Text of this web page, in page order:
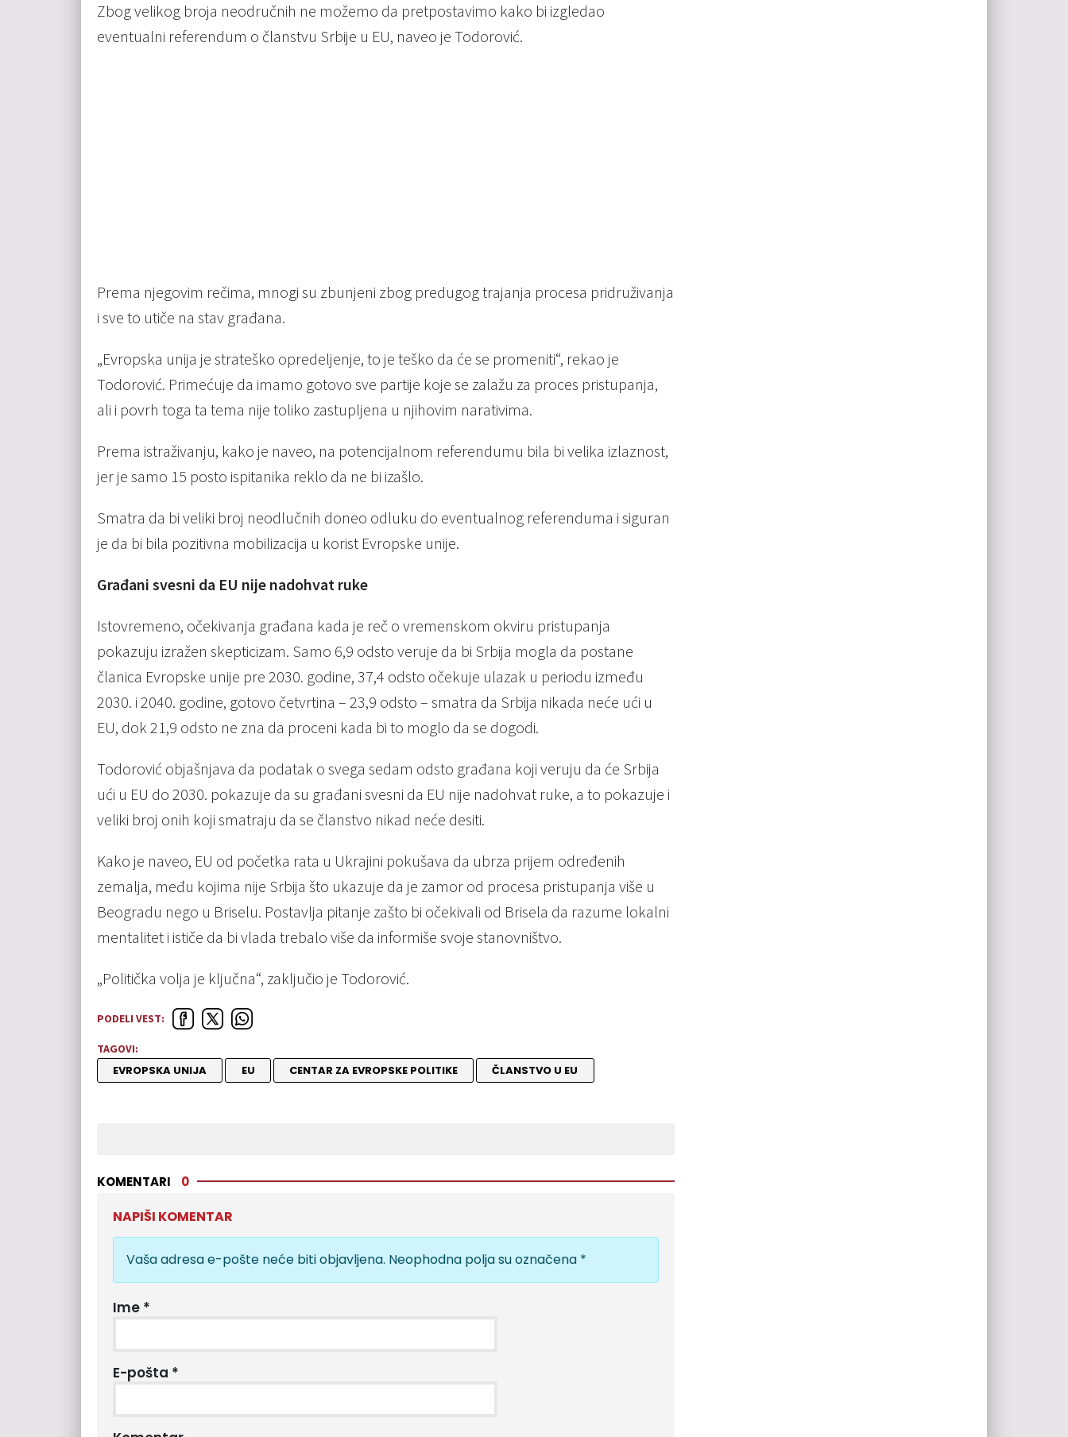
Zbog velikog broja neodručnih ne možemo da pretpostavimo kako bi izgledao
eventualni referendum o članstvu Srbije u EU, naveo je Todorović.
Prema njegovim rečima, mnogi su zbunjeni zbog predugog trajanja procesa pridruživanja
i sve to utiče na stav građana.
„Evropska unija je strateško opredeljenje, to je teško da će se promeniti“, rekao je
Todorović. Primećuje da imamo gotovo sve partije koje se zalažu za proces pristupanja,
ali i povrh toga ta tema nije toliko zastupljena u njihovim narativima.
Prema istraživanju, kako je naveo, na potencijalnom referendumu bila bi velika izlaznost,
jer je samo 15 posto ispitanika reklo da ne bi izašlo.
Smatra da bi veliki broj neodlučnih doneo odluku do eventualnog referenduma i siguran
je da bi bila pozitivna mobilizacija u korist Evropske unije.
Građani svesni da EU nije nadohvat ruke
Istovremeno, očekivanja građana kada je reč o vremenskom okviru pristupanja
pokazuju izražen skepticizam. Samo 6,9 odsto veruje da bi Srbija mogla da postane
članica Evropske unije pre 2030. godine, 37,4 odsto očekuje ulazak u periodu između
2030. i 2040. godine, gotovo četvrtina – 23,9 odsto – smatra da Srbija nikada neće ući u
EU, dok 21,9 odsto ne zna da proceni kada bi to moglo da se dogodi.
Todorović objašnjava da podatak o svega sedam odsto građana koji veruju da će Srbija
ući u EU do 2030. pokazuje da su građani svesni da EU nije nadohvat ruke, a to pokazuje i
veliki broj onih koji smatraju da se članstvo nikad neće desiti.
Kako je naveo, EU od početka rata u Ukrajini pokušava da ubrza prijem određenih
zemalja, među kojima nije Srbija što ukazuje da je zamor od procesa pristupanja više u
Beogradu nego u Briselu. Postavlja pitanje zašto bi očekivali od Brisela da razume lokalni
mentalitet i ističe da bi vlada trebalo više da informiše svoje stanovništvo.
„Politička volja je ključna“, zaključio je Todorović.
PODELI VEST:
TAGOVI:
EVROPSKA UNIJA EU CENTAR ZA EVROPSKE POLITIKE ČLANSTVO U EU
KOMENTARI 0
NAPIŠI KOMENTAR
Vaša adresa e-pošte neće biti objavljena. Neophodna polja su označena *
Ime *
E-pošta *